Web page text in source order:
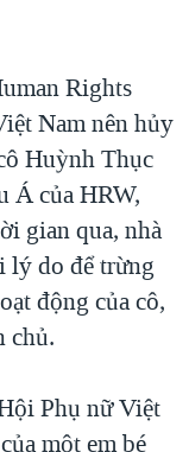
Rights
Nam nên hủy
Huỳnh Thục
Á của HRW,
gian qua, nhà
lý do để trừng
động của cô,
chủ.
Phụ nữ Việt
một em bé